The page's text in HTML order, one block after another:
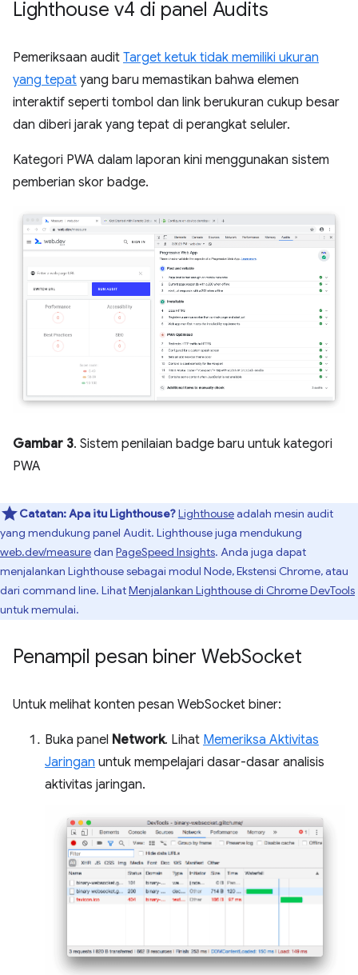
Lighthouse v4 di panel Audits
Pemeriksaan audit Target ketuk tidak memiliki ukuran
yang tepat yang baru memastikan bahwa elemen
interaktif seperti tombol dan link berukuran cukup besar
dan diberi jarak yang tepat di perangkat seluler.
Kategori PWA dalam laporan kini menggunakan sistem
pemberian skor badge.
Gambar 3. Sistem penilaian badge baru untuk kategori
PWA
Catatan:Apa itu Lighthouse?Lighthouseadalah mesin audit
yang mendukung panel Audit. Lighthouse juga mendukung
web.dev/measuredan PageSpeed Insights. Anda juga dapat
menjalankan Lighthouse sebagai modul Node, Ekstensi Chrome, atau
dari command line. LihatMenjalankan Lighthouse di Chrome DevTools
untuk memulai.
Penampil pesan biner WebSocket
Untuk melihat konten pesan WebSocket biner:
Buka panel Network. Lihat Memeriksa Aktivitas
Jaringan untuk mempelajari dasar-dasar analisis
aktivitas jaringan.